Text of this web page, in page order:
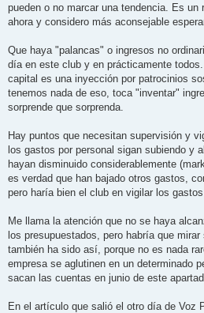
pueden o no marcar una tendencia. Es un
ahora y considero más aconsejable
Que haya "palancas" o ingresos no
día en este club y en prácticamente
capital es una inyección por patrocinios
tenemos nada de eso, toca "inventar"
sorprende que sorprenda.
Hay puntos que necesitan supervisión y
los gastos por personal sigan subiendo y
hayan disminuido considerablemente
es verdad que han bajado otros gastos,
pero haría bien el club en vigilar los gastos
Me llama la atención que no se haya
los presupuestados, pero habría que
también ha sido así, porque no es nada
empresa se aglutinen en un determinado
sacan las cuentas en junio de este
En el artículo que salió el otro día de Voz